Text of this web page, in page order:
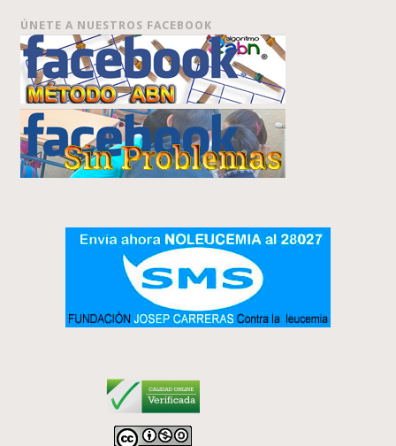
ÚNETE A NUESTROS FACEBOOK